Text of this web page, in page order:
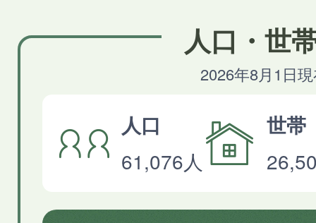
人口・世
2026年8月1日
人口
61,076人
世帯